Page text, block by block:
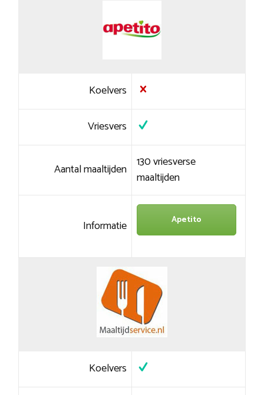
Koelvers
Vriesvers
Aantal maaltijden 130 vriesverse
maaltijden
Informatie Apetito
Koelvers